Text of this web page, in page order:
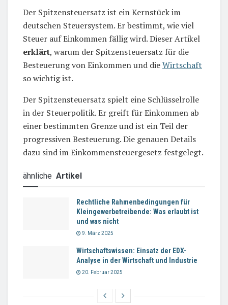
Der Spitzensteuersatz ist ein Kernstück im
deutschen Steuersystem. Er bestimmt, wie viel
Steuer auf Einkommen fällig wird. Dieser Artikel
erklärt, warum der Spitzensteuersatz für die
Besteuerung von Einkommen und dieWirtschaft
so wichtig ist.
Der Spitzensteuersatz spielt eine Schlüsselrolle
in der Steuerpolitik. Er greift für Einkommen ab
einer bestimmten Grenze und ist ein Teil der
progressiven Besteuerung. Die genauen Details
dazu sind im Einkommensteuergesetz festgelegt.
ähnliche Artikel
Rechtliche Rahmenbedingungen für
Kleingewerbetreibende: Was erlaubt ist
und was nicht
9. März 2025
Wirtschaftswissen: Einsatz der EDX-
Analyse in der Wirtschaft und Industrie
20. Februar 2025